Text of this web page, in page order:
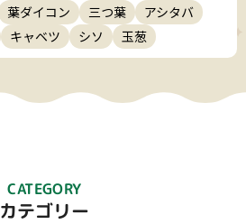
葉ダイコン 三つ葉
アシタバ
キャベツ シソ 玉葱
CATEGORY
カテゴリー